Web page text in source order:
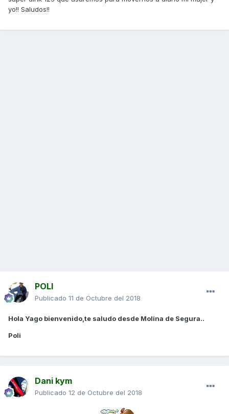
yo!! Saludos!!
POLI
Publicado 11 de Octubre del 2018
Hola Yago bienvenido,te saludo desde Molina de Segura..
Poli
Dani kym
Publicado 12 de Octubre del 2018